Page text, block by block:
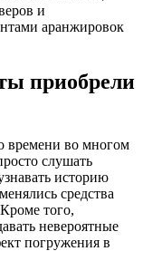
и
аранжировок
приобрели
времени во многом
слушать
историю
средства
того,
невероятные
погружения в